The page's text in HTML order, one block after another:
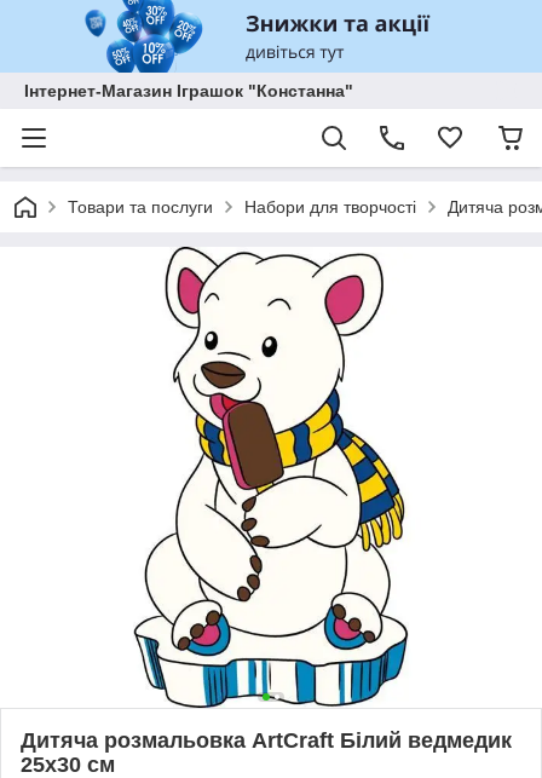
Інтернет-Магазин Іграшок "Констанна"
Товари та послуги Набори для творчості Дитяча
Дитяча розмальовка ArtCraft Білий ведмедик
25х30 см